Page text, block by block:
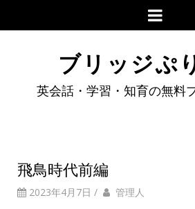
ブリッジぷ
英会話・学習・知育の無料
飛鳥時代前編
2023年4月7日 / 管理人